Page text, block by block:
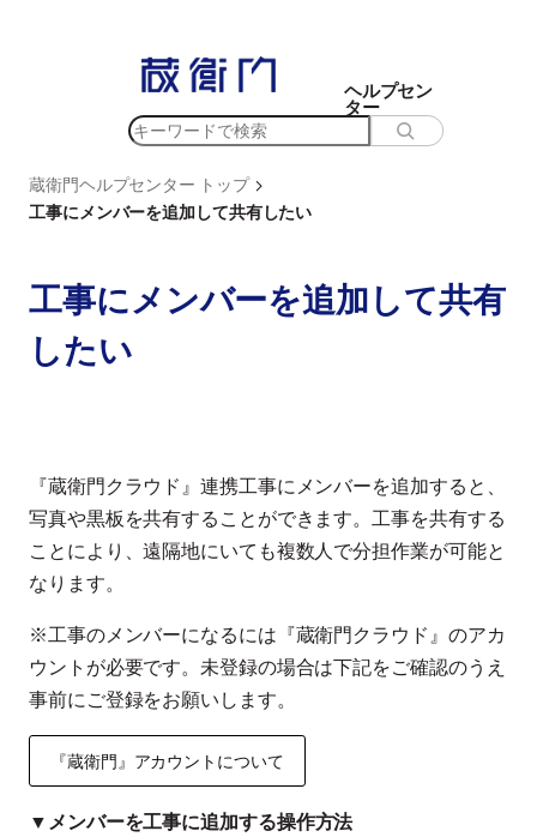
ッ
プ
ヘルプセン
ター
検
蔵衛門ヘルプセンター トップ >
工事にメンバーを追加して共有したい
工事にメンバーを追加して共有
したい
『蔵衛門クラウド』連携工事にメンバーを追加すると、
写真や黒板を共有することができます。工事を共有する
ことにより、遠隔地にいても複数人で分担作業が可能と
なります。
※工事のメンバーになるには『蔵衛門クラウド』のアカ
ウントが必要です。未登録の場合は下記をご確認のうえ
事前にご登録をお願いします。
『蔵衛門』アカウントについて
▼メンバーを工事に追加する操作方法